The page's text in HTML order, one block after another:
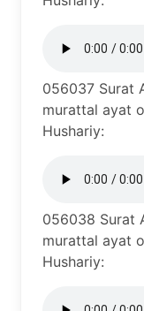
056037 Surat
murattal ayat
Hushariy:
056038 Surat
murattal ayat
Hushariy: